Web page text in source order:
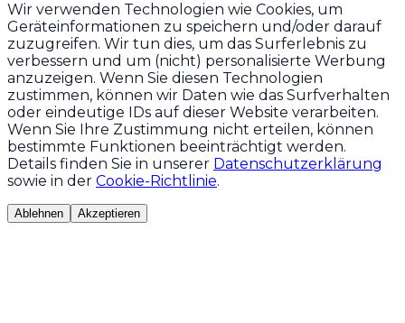
Wir verwenden Technologien wie Cookies, um
Geräteinformationen zu speichern und/oder darauf
zuzugreifen. Wir tun dies, um das Surferlebnis zu
verbessern und um (nicht) personalisierte Werbung
anzuzeigen. Wenn Sie diesen Technologien
zustimmen, können wir Daten wie das Surfverhalten
oder eindeutige IDs auf dieser Website verarbeiten.
Wenn Sie Ihre Zustimmung nicht erteilen, können
bestimmte Funktionen beeinträchtigt werden.
Details finden Sie in unserer Datenschutzerklärung
sowie in der Cookie-Richtlinie.
Ablehnen Akzeptieren